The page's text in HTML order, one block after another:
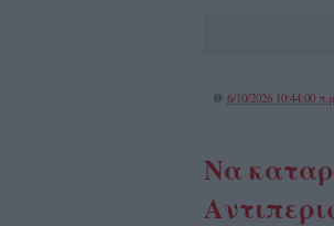
@ 6/10/2026 10:44:00
Να